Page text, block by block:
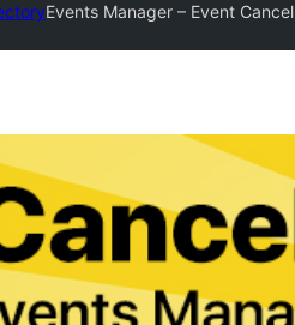
Events Manager – Event